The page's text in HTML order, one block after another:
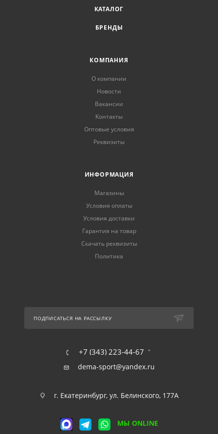
КАТАЛОГ
БРЕНДЫ
КОМПАНИЯ
О компании
Новости
Вакансии
Контакты
Оптовые условия
Реквизиты
ИНФОРМАЦИЯ
Магазины
Условия оплаты
Условия доставки
Гарантия на товар
Скачать реквизиты
Политика
ПОДПИСАТЬСЯ НА РАССЫЛКУ
+7 (343) 223-44-67
dema-sport@yandex.ru
г. Екатеринбург, ул. Белинского, 177А
МЫ ONLINE